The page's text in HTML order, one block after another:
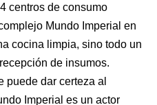
centros de consumo
Mundo Imperial en
cocina limpia, sino todo un
de insumos.
puede dar certeza al
Imperial es un actor